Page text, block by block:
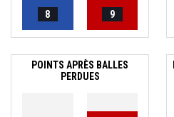
8 9
POINTS APRÈS BALLES
PERDUES